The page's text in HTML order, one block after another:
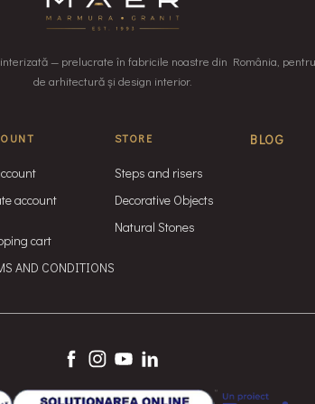
— prelucrate în fabricile noastre din România,
de arhitectură și design interior.
account
cart
AND CONDITIONS
STORE
Steps and risers
Decorative Objects
Natural Stones
BLOG